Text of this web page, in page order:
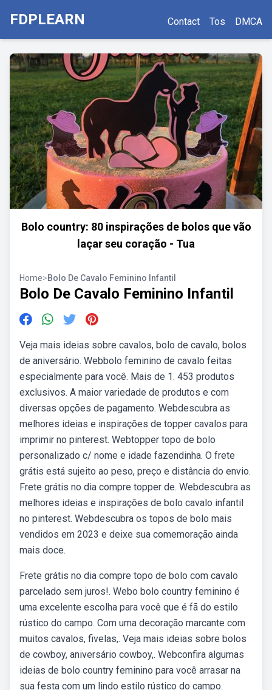
FDPLEARN Contact Tos DMCA
Bolo country: 80 inspirações de bolos que vão
laçar seu coração - Tua
Home>Bolo De Cavalo Feminino Infantil
Bolo De Cavalo Feminino Infantil
Veja mais ideias sobre cavalos, bolo de cavalo, bolos
de aniversário. Webbolo feminino de cavalo feitas
especialmente para você. Mais de 1. 453 produtos
exclusivos. A maior variedade de produtos e com
diversas opções de pagamento. Webdescubra as
melhores ideias e inspirações de topper cavalos para
imprimir no pinterest. Webtopper topo de bolo
personalizado c/ nome e idade fazendinha. O frete
grátis está sujeito ao peso, preço e distância do envio.
Frete grátis no dia compre topper de. Webdescubra as
melhores ideias e inspirações de bolo cavalo infantil
no pinterest. Webdescubra os topos de bolo mais
vendidos em 2023 e deixe sua comemoração ainda
mais doce.
Frete grátis no dia compre topo de bolo com cavalo
parcelado sem juros!. Webo bolo country feminino é
uma excelente escolha para você que é fã do estilo
rústico do campo. Com uma decoração marcante com
muitos cavalos, fivelas,. Veja mais ideias sobre bolos
de cowboy, aniversário cowboy,. Webconfira algumas
ideias de bolo country feminino para você arrasar na
sua festa com um lindo estilo rústico do campo.